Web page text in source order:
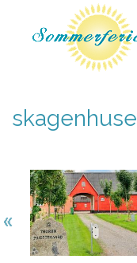
skagenhuse